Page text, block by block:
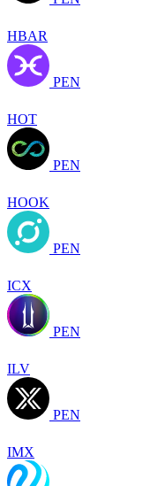
HBAR
PEN
HOT
PEN
HOOK
PEN
ICX
PEN
ILV
PEN
IMX